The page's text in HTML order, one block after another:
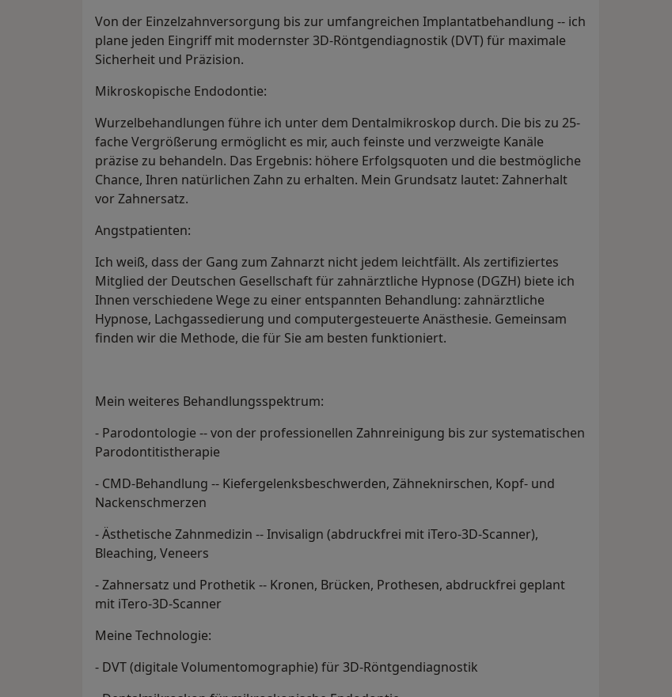
Von der Einzelzahnversorgung bis zur umfangreichen Implantatbehandlung -- ich
plane jeden Eingriff mit modernster 3D-Röntgendiagnostik (DVT) für maximale
Sicherheit und Präzision.
Mikroskopische Endodontie:
Wurzelbehandlungen führe ich unter dem Dentalmikroskop durch. Die bis zu 25-
fache Vergrößerung ermöglicht es mir, auch feinste und verzweigte Kanäle
präzise zu behandeln. Das Ergebnis: höhere Erfolgsquoten und die bestmögliche
Chance, Ihren natürlichen Zahn zu erhalten. Mein Grundsatz lautet: Zahnerhalt
vor Zahnersatz.
Angstpatienten:
Ich weiß, dass der Gang zum Zahnarzt nicht jedem leichtfällt. Als zertifiziertes
Mitglied der Deutschen Gesellschaft für zahnärztliche Hypnose (DGZH) biete ich
Ihnen verschiedene Wege zu einer entspannten Behandlung: zahnärztliche
Hypnose, Lachgassedierung und computergesteuerte Anästhesie. Gemeinsam
finden wir die Methode, die für Sie am besten funktioniert.
Mein weiteres Behandlungsspektrum:
- Parodontologie -- von der professionellen Zahnreinigung bis zur systematischen
Parodontitistherapie
- CMD-Behandlung -- Kiefergelenksbeschwerden, Zähneknirschen, Kopf- und
Nackenschmerzen
- Ästhetische Zahnmedizin -- Invisalign (abdruckfrei mit iTero-3D-Scanner),
Bleaching, Veneers
- Zahnersatz und Prothetik -- Kronen, Brücken, Prothesen, abdruckfrei geplant
mit iTero-3D-Scanner
Meine Technologie:
- DVT (digitale Volumentomographie) für 3D-Röntgendiagnostik